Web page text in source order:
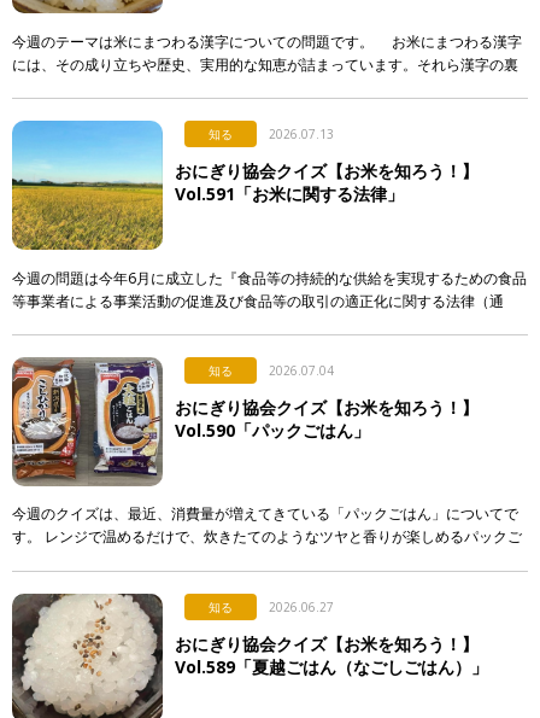
今週のテーマは米にまつわる漢字についての問題です。 お米にまつわる漢字
には、その成り立ちや歴史、実用的な知恵が詰まっています。それら漢字の裏
知る 2026.07.13
おにぎり協会クイズ【お米を知ろう！】
Vol.591「お米に関する法律」
今週の問題は今年6月に成立した『食品等の持続的な供給を実現するための食品
等事業者による事業活動の促進及び食品等の取引の適正化に関する法律（通
知る 2026.07.04
おにぎり協会クイズ【お米を知ろう！】
Vol.590「パックごはん」
今週のクイズは、最近、消費量が増えてきている「パックごはん」についてで
す。 レンジで温めるだけで、炊きたてのようなツヤと香りが楽しめるパックご
知る 2026.06.27
おにぎり協会クイズ【お米を知ろう！】
Vol.589「夏越ごはん（なごしごはん）」